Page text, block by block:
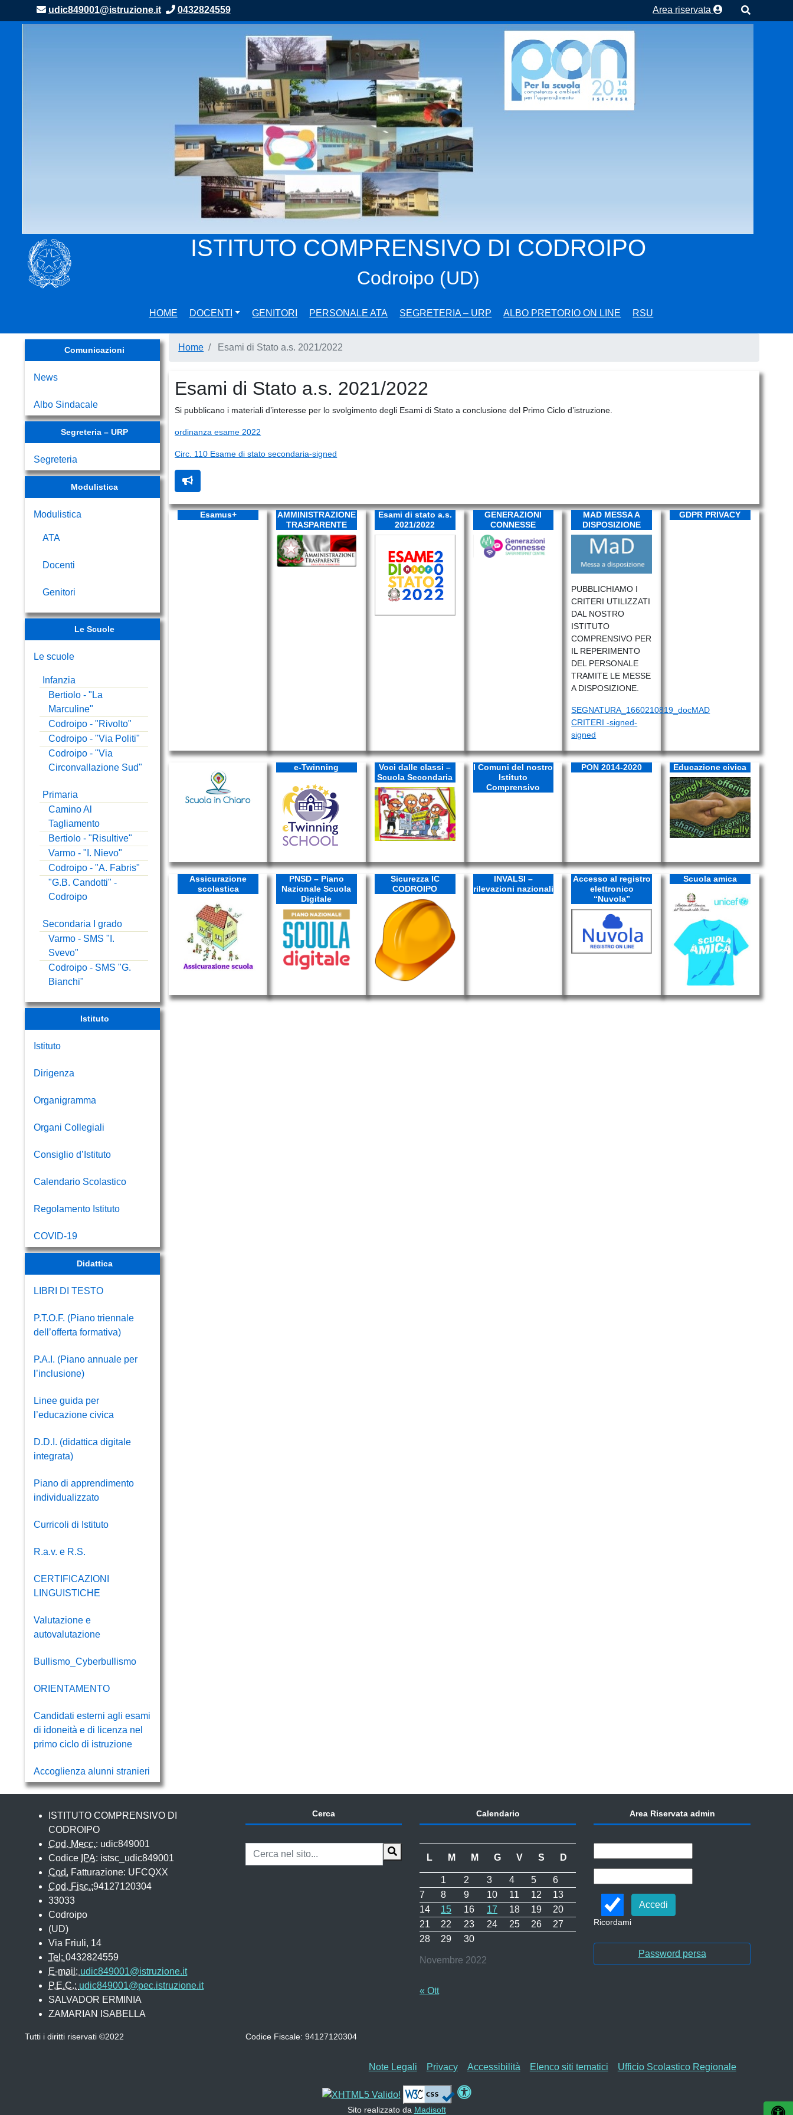
udic849001@istruzione.it 0432824559 Area riservata
ISTITUTO COMPRENSIVO DI CODROIPO
Codroipo (UD)
HOME DOCENTI GENITORI PERSONALE ATA SEGRETERIA – URP ALBO PRETORIO ON LINE RSU
Albo
pretorio
on
line
Comunicazioni
News
Albo Sindacale
Segreteria – URP
Segreteria
Modulistica
Modulistica
ATA
Docenti
Genitori
Le Scuole
Le scuole
Infanzia
Bertiolo - "La
Marculine"
Codroipo - "Rivolto"
Codroipo - "Via Politi"
Codroipo - "Via
Circonvallazione Sud"
Primaria
Camino Al
Tagliamento
Bertiolo - "Risultive"
Varmo - "I. Nievo"
Codroipo - "A. Fabris"
"G.B. Candotti" -
Codroipo
Secondaria I grado
Varmo - SMS "I.
Svevo"
Codroipo - SMS "G.
Bianchi"
Istituto
Istituto
Dirigenza
Organigramma
Organi Collegiali
Consiglio d’Istituto
Calendario Scolastico
Regolamento Istituto
COVID-19
Didattica
LIBRI DI TESTO
P.T.O.F. (Piano triennale
dell’offerta formativa)
P.A.I. (Piano annuale per
l’inclusione)
Linee guida per
l’educazione civica
D.D.I. (didattica digitale
integrata)
Piano di apprendimento
individualizzato
Curricoli di Istituto
R.a.v. e R.S.
CERTIFICAZIONI
LINGUISTICHE
Valutazione e
autovalutazione
Bullismo_Cyberbullismo
ORIENTAMENTO
Candidati esterni agli esami
di idoneità e di licenza nel
primo ciclo di istruzione
Accoglienza alunni stranieri
Home Esami di Stato a.s. 2021/2022
Esami di Stato a.s. 2021/2022
Si pubblicano i materiali d’interesse per lo svolgimento degli Esami di Stato a conclusione del Primo Ciclo d’istruzione.
ordinanza esame 2022
Circ. 110 Esame di stato secondaria-signed
Esamus+
AMMINISTRAZIONE
TRASPARENTE
Esami di stato a.s.
2021/2022
GENERAZIONI
CONNESSE
MAD MESSA A
DISPOSIZIONE
PUBBLICHIAMO I
CRITERI UTILIZZATI
DAL NOSTRO
ISTITUTO
COMPRENSIVO PER
IL REPERIMENTO
DEL PERSONALE
TRAMITE LE MESSE
A DISPOSIZIONE.
SEGNATURA_1660210819_docMAD
CRITERI -signed-
signed
GDPR PRIVACY
e-Twinning
Voci dalle classi –
Scuola Secondaria
I Comuni del nostro
Istituto
Comprensivo
PON 2014-2020 Educazione civica
Assicurazione
scolastica
PNSD – Piano
Nazionale Scuola
Digitale
Sicurezza IC
CODROIPO
INVALSI –
rilevazioni nazionali
Accesso al registro
elettronico
“Nuvola”
Scuola amica
ISTITUTO COMPRENSIVO DI
CODROIPO
Cod. Mecc.: udic849001
Codice IPA: istsc_udic849001
Cod. Fatturazione: UFCQXX
Cod. Fisc.:94127120304
33033
Codroipo
(UD)
Via Friuli, 14
Tel:0432824559
E-mail: udic849001@istruzione.it
P.E.C.: udic849001@pec.istruzione.it
SALVADOR ERMINIA
ZAMARIAN ISABELLA
Cerca Calendario
Novembre 2022
L M M G V S D
1 2 3 4 5
6
7
8 9 10 11 12
13
14
15 16 17 18 19
20
21
22 23 24 25 26
27
28
29 30
« Ott
Area Riservata admin
Ricordami
Password persa
Tutti i diritti riservati ©2022 Codice Fiscale: 94127120304
Note Legali Privacy Accessibilità Elenco siti tematici Ufficio Scolastico Regionale
Sito realizzato da Madisoft